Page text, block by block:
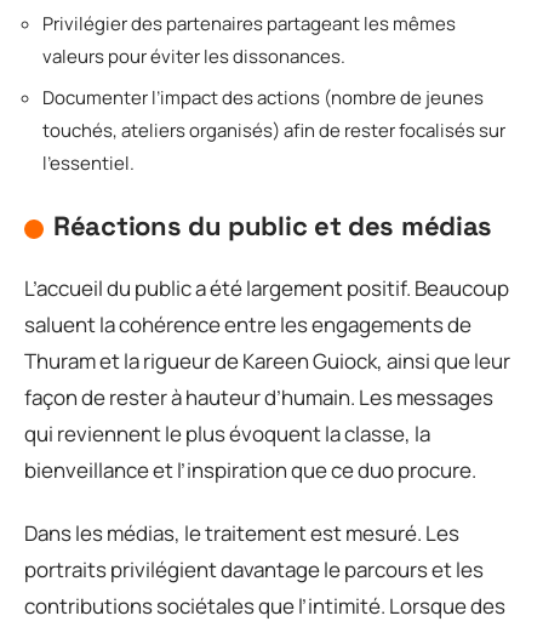
Privilégier des partenaires partageant les mêmes
valeurs pour éviter les dissonances.
Documenter l’impact des actions (nombre de jeunes
touchés, ateliers organisés) afin de rester focalisés sur
l’essentiel.
Réactions du public et des médias
L’accueil du public a été largement positif. Beaucoup
saluent la cohérence entre les engagements de
Thuram et la rigueur de Kareen Guiock, ainsi que leur
façon de rester à hauteur d’humain. Les messages
qui reviennent le plus évoquent la classe, la
bienveillance et l’inspiration que ce duo procure.
Dans les médias, le traitement est mesuré. Les
portraits privilégient davantage le parcours et les
contributions sociétales que l’intimité. Lorsque des